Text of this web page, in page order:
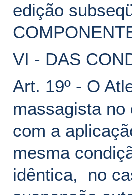
edição
VI - DAS
Art. 19º - O
massagista no
com a
mesma
idêntica, no